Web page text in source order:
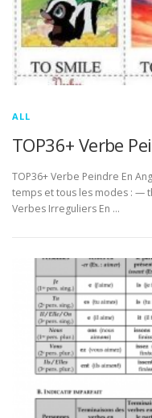
ALL
TOP36+ Verbe
TOP36+ Verbe Peindre En
temps et tous les modes : —
Verbes Irreguliers En …